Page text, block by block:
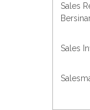
Sales
Sales